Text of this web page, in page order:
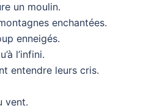
un moulin.
enchantées.
enneigés.
l’infini.
entendre leurs cris.
vent.